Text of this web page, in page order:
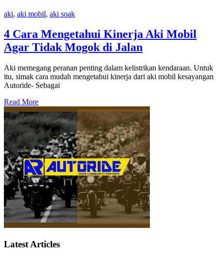
aki, aki mobil, aki soak
4 Cara Mengetahui Kinerja Aki Mobil
Agar Tidak Mogok di Jalan
Aki memegang peranan penting dalam kelistrikan kendaraan. Untuk
itu, simak cara mudah mengetahui kinerja dari aki mobil kesayangan
Autoride- Sebagai
Read More
Latest Articles